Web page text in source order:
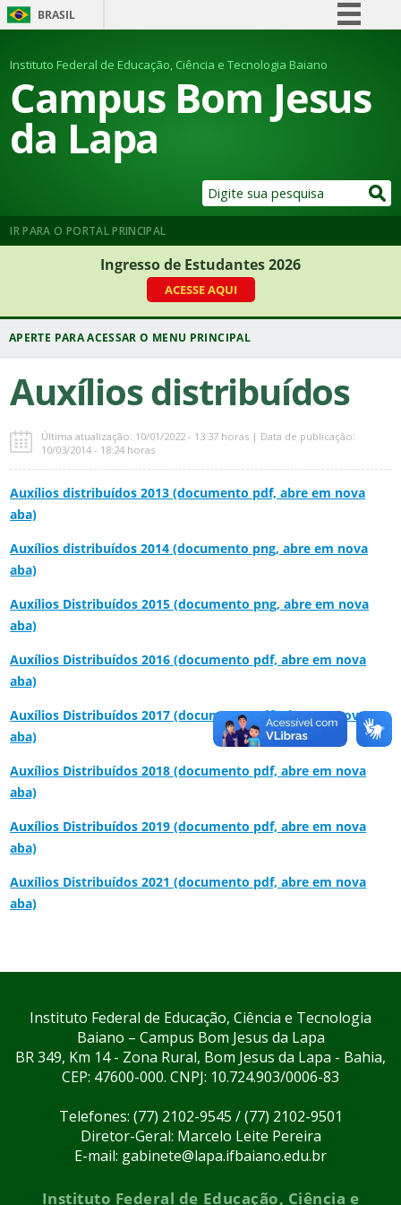
BRASIL
Comunica BR
Participe
Instituto Federal de Educação, Ciência e Tecnologia Baiano
Campus Bom Jesus
da Lapa
IR PARA O PORTAL PRINCIPAL
Ingresso de Estudantes 2026
ACESSE AQUI
Auxílios distribuídos
Última atualização: 10/01/2022 - 13:37 horas | Data de publicação:
10/03/2014 - 18:24 horas
Auxílios distribuídos 2013 (documento pdf, abre em nova
aba)
Auxílios distribuídos 2014 (documento png, abre em nova
aba)
Auxílios Distribuídos 2015 (documento png, abre em nova
aba)
Auxílios Distribuídos 2016 (documento pdf, abre em nova
aba)
Auxílios Distribuídos 2017 (documento pdf, abre em nova
aba)
Auxílios Distribuídos 2018 (documento pdf, abre em nova
aba)
Auxílios Distribuídos 2019 (documento pdf, abre em nova
aba)
Auxílios Distribuídos 2021 (documento pdf, abre em nova
aba)
Instituto Federal de Educação, Ciência e Tecnologia
Baiano – Campus Bom Jesus da Lapa
BR 349, Km 14 - Zona Rural, Bom Jesus da Lapa - Bahia,
CEP: 47600-000. CNPJ: 10.724.903/0006-83
Telefones: (77) 2102-9545 / (77) 2102-9501
Diretor-Geral: Marcelo Leite Pereira
E-mail: gabinete@lapa.ifbaiano.edu.br
Instituto Federal de Educação, Ciência e